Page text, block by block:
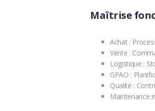
Maîtrise
Achat :
Vente :
Logistique :
GPAO :
Qualité :
Maintenance